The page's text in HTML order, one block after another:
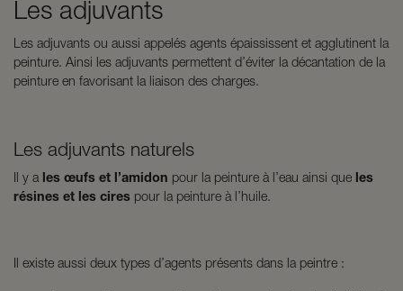
Les adjuvants
Les adjuvants ou aussi appelés agents épaississent et agglutinent la
peinture. Ainsi les adjuvants permettent d’éviter la décantation de la
peinture en favorisant la liaison des charges.
Les adjuvants naturels
Il y a les œufs et l’amidon pour la peinture à l’eau ainsi que les
résines et les cires pour la peinture à l’huile.
Il existe aussi deux types d’agents présents dans la peintre :